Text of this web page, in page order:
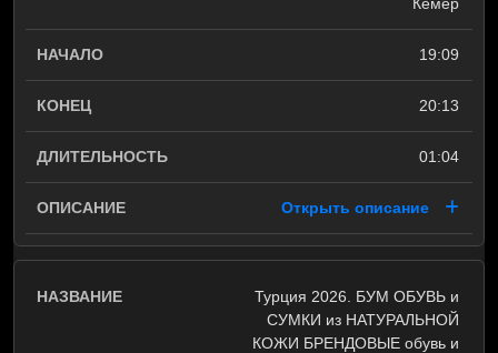
19:09
20:13
01:04
Открыть описание
Турция 2026. БУМ ОБУВЬ и
СУМКИ из НАТУРАЛЬНОЙ
КОЖИ БРЕНДОВЫЕ обувь и